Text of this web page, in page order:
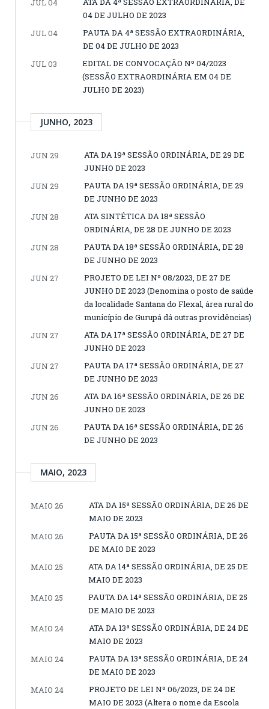
04 DE JULHO DE 2023
JUL 04
PAUTA DA 4ª SESSÃO EXTRAORDINÁRIA,
DE 04 DE JULHO DE 2023
JUL 03
EDITAL DE CONVOCAÇÃO Nº 04/2023
(SESSÃO EXTRAORDINÁRIA EM 04 DE
JULHO DE 2023)
JUNHO, 2023
JUN 29
ATA DA 19ª SESSÃO ORDINÁRIA, DE 29 DE
JUNHO DE 2023
JUN 29
PAUTA DA 19ª SESSÃO ORDINÁRIA, DE 29
DE JUNHO DE 2023
JUN 28
ATA SINTÉTICA DA 18ª SESSÃO
ORDINÁRIA, DE 28 DE JUNHO DE 2023
JUN 28
PAUTA DA 18ª SESSÃO ORDINÁRIA, DE 28
DE JUNHO DE 2023
JUN 27
PROJETO DE LEI Nº 08/2023, DE 27 DE
JUNHO DE 2023 (Denomina o posto de saúde
da localidade Santana do Flexal, área rural do
município de Gurupá dá outras providências)
JUN 27
ATA DA 17ª SESSÃO ORDINÁRIA, DE 27 DE
JUNHO DE 2023
JUN 27
PAUTA DA 17ª SESSÃO ORDINÁRIA, DE 27
DE JUNHO DE 2023
JUN 26
ATA DA 16ª SESSÃO ORDINÁRIA, DE 26 DE
JUNHO DE 2023
JUN 26
PAUTA DA 16ª SESSÃO ORDINÁRIA, DE 26
DE JUNHO DE 2023
MAIO, 2023
MAIO 26
ATA DA 15ª SESSÃO ORDINÁRIA, DE 26 DE
MAIO DE 2023
MAIO 26
PAUTA DA 15ª SESSÃO ORDINÁRIA, DE 26
DE MAIO DE 2023
MAIO 25
ATA DA 14ª SESSÃO ORDINÁRIA, DE 25 DE
MAIO DE 2023
MAIO 25
PAUTA DA 14ª SESSÃO ORDINÁRIA, DE 25
DE MAIO DE 2023
MAIO 24
ATA DA 13ª SESSÃO ORDINÁRIA, DE 24 DE
MAIO DE 2023
MAIO 24
PAUTA DA 13ª SESSÃO ORDINÁRIA, DE 24
DE MAIO DE 2023
MAIO 24
PROJETO DE LEI Nº 06/2023, DE 24 DE
MAIO DE 2023 (Altera o nome da Escola